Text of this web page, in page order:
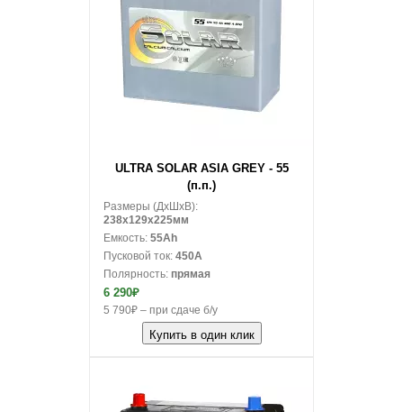
ULTRA SOLAR ASIA GREY - 55
(п.п.)
Размеры (ДxШxВ):
238x129x225мм
Емкость: 55Ah
Пусковой ток: 450A
Полярность: прямая
6 290₽
5 790₽ – при сдаче б/у
Купить в один клик